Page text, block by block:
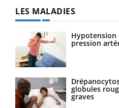
LES MALADIES
pression
globules
graves